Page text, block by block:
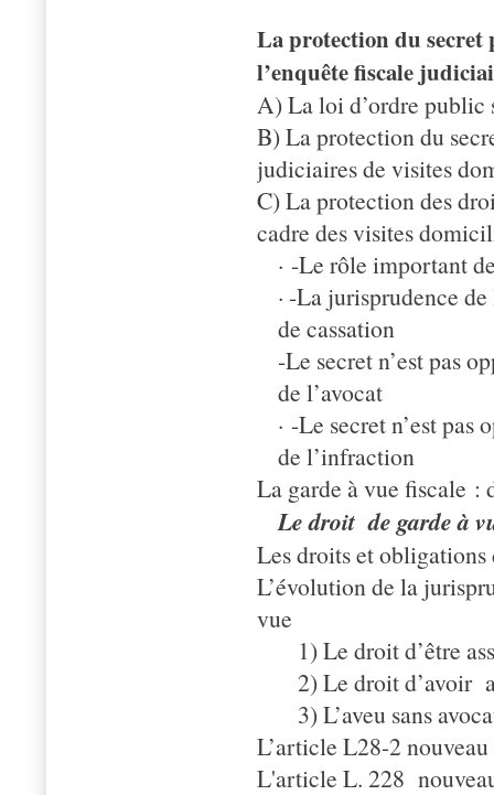
La protection du secret
l’enquête fiscale
A) La loi d’ordre public
B) La protection du
judiciaires de visites
C) La protection des
cadre des visites
· -Le rôle important
· -La jurisprudence
de cassation
-Le secret n’est pas
de l’avocat
· -Le secret n’est pas
de l’infraction
La garde à vue fiscale :
Le droit de garde à
Les droits et obligations
L’évolution de la
vue
1) Le droit d’être
2) Le droit d’avoir
3) L’aveu sans
L’article L28-2
L'article L. 228